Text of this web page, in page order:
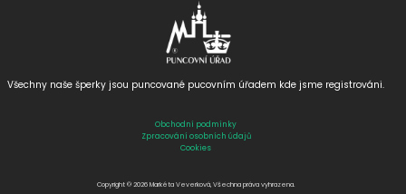
Všechny naše šperky jsou puncované pucovním úřadem kde jsme registrováni.
Obchodní podmínky
Zpracování osobních údajů
Cookies
Copyright © 2026 Markéta Veverková, Všechna práva vyhrazena.